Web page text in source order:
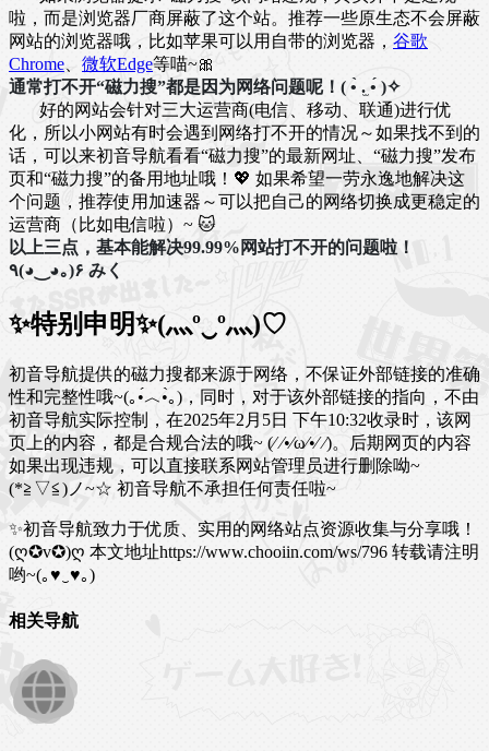
啦，而是浏览器厂商屏蔽了这个站。推荐一些原生态不会屏蔽
网站的浏览器哦，比如苹果可以用自带的浏览器， 谷歌
Chrome、 微软Edge等喵~🎀
通常打不开“磁力搜”都是因为网络问题呢！( •̀ .̫ •́ )✧
好的网站会针对三大运营商(电信、移动、联通)进行优
化，所以小网站有时会遇到网络打不开的情况～如果找不到的
话，可以来初音导航看看“磁力搜”的最新网址、“磁力搜”发布
页和“磁力搜”的备用地址哦！💖 如果希望一劳永逸地解决这
个问题，推荐使用加速器～可以把自己的网络切换成更稳定的
运营商（比如电信啦）~ 🐱
以上三点，基本能解决99.99%网站打不开的问题啦！
٩(◕‿◕｡)۶ みく
✨特别申明✨(灬º‿º灬)♡
初音导航提供的磁力搜都来源于网络，不保证外部链接的准确
性和完整性哦~(｡•́︿•̀｡)，同时，对于该外部链接的指向，不由
初音导航实际控制，在2025年2月5日 下午10:32收录时，该网
页上的内容，都是合规合法的哦~ (⁄ ⁄•⁄ω⁄•⁄ ⁄)。后期网页的内容
如果出现违规，可以直接联系网站管理员进行删除呦~
(*≧▽≦)ノ~☆ 初音导航不承担任何责任啦~
✨初音导航致力于优质、实用的网络站点资源收集与分享哦！
(ღ✪v✪)ღ 本文地址https://www.chooiin.com/ws/796 转载请注明
哟~(｡♥‿♥｡)
相关导航